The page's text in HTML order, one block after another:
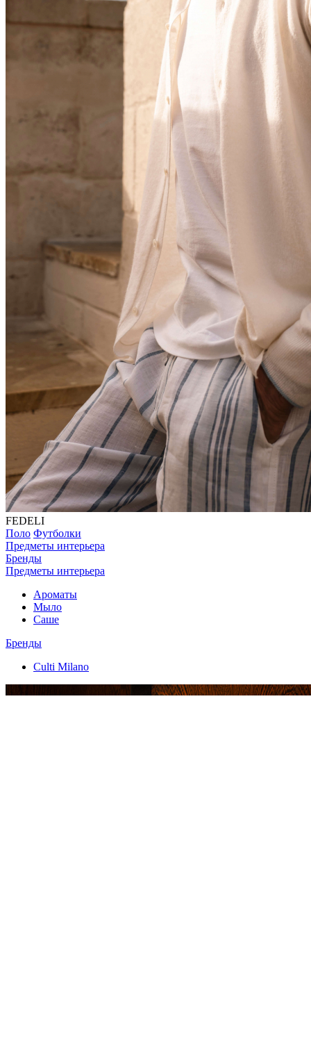
FEDELI
Поло Футболки
Предметы интерьера
Бренды
Предметы интерьера
Ароматы
Мыло
Саше
Бренды
Culti Milano